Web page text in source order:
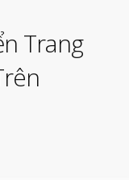
Trang